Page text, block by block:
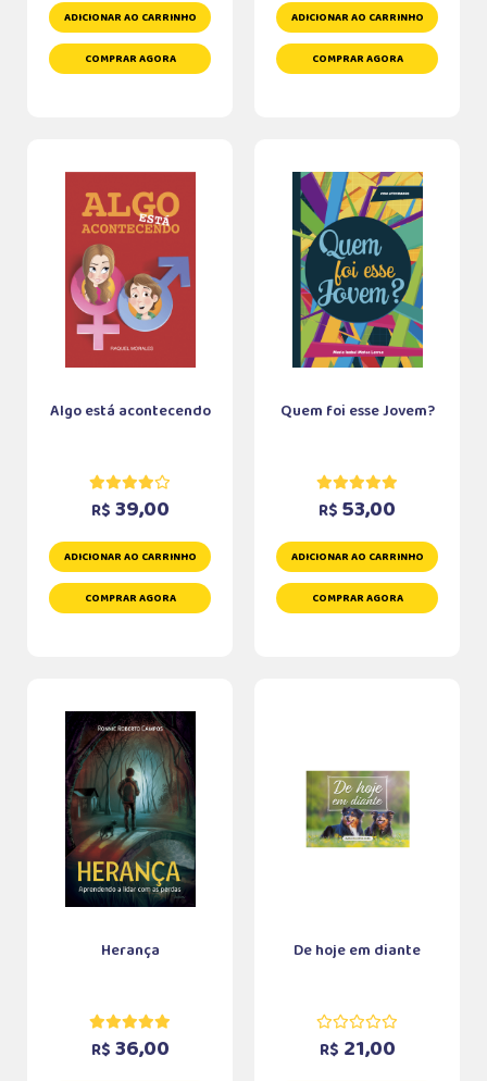
ADICIONAR AO CARRINHO
COMPRAR AGORA
ADICIONAR AO CARRINHO
COMPRAR AGORA
Algo está acontecendo
R$ 39,00
ADICIONAR AO CARRINHO
COMPRAR AGORA
Quem foi esse Jovem?
R$ 53,00
ADICIONAR AO CARRINHO
COMPRAR AGORA
Herança
R$ 36,00
De hoje em diante
R$ 21,00